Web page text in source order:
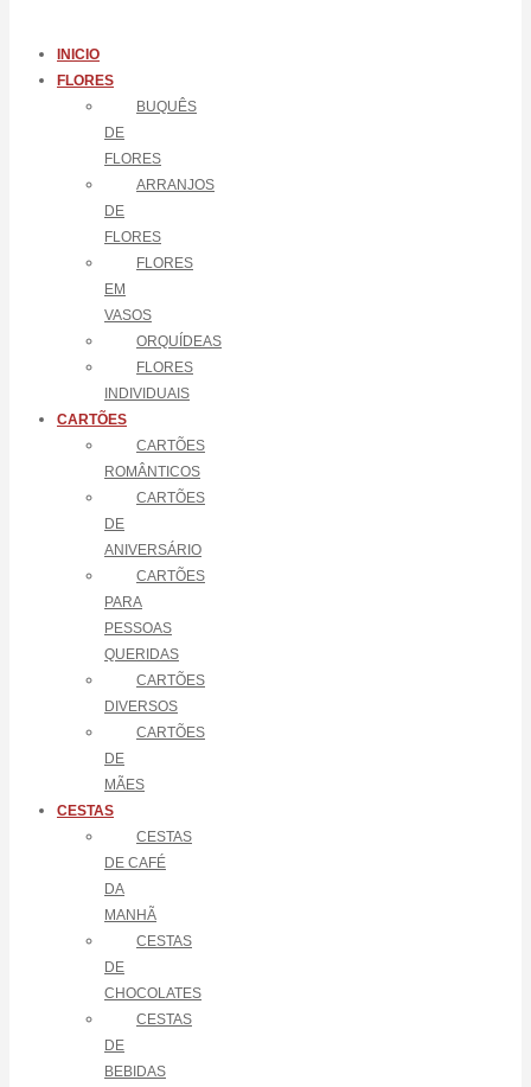
INICIO
FLORES
BUQUÊS
DE
FLORES
ARRANJOS
DE
FLORES
FLORES
EM
VASOS
ORQUÍDEAS
FLORES
INDIVIDUAIS
CARTÕES
CARTÕES
ROMÂNTICOS
CARTÕES
DE
ANIVERSÁRIO
CARTÕES
PARA
PESSOAS
QUERIDAS
CARTÕES
DIVERSOS
CARTÕES
DE
MÃES
CESTAS
CESTAS
DE CAFÉ
DA
MANHÃ
CESTAS
DE
CHOCOLATES
CESTAS
DE
BEBIDAS